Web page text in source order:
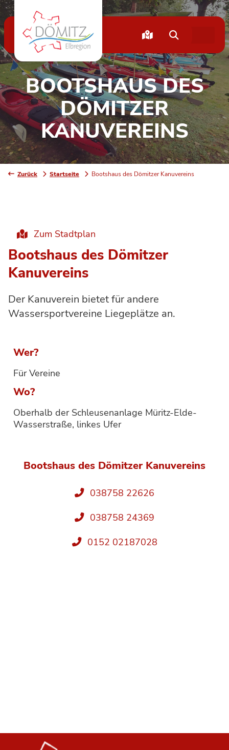
BOOTSHAUS DES
DÖMITZER
KANUVEREINS
Zurück Startseite Bootshaus des Dömitzer Kanuvereins
Bootshaus des Dömitzer
Kanuvereins
Zum Stadtplan
Der Kanuverein bietet für andere
Wassersportvereine Liegeplätze an.
Wer?
Für Vereine
Wo?
Oberhalb der Schleusenanlage Müritz-Elde-
Wasserstraße, linkes Ufer
Bootshaus des Dömitzer Kanuvereins
038758 22626
038758 24369
0152 02187028